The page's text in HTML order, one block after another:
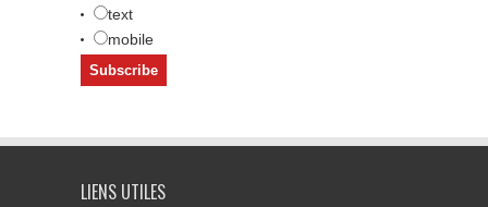
text
mobile
LIENS UTILES